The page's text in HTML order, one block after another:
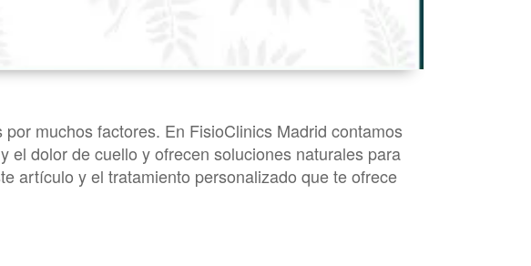
muchos factores. En FisioClinics Madrid contamos
dolor de cuello y ofrecen soluciones naturales para
artículo y el tratamiento personalizado que te ofrece